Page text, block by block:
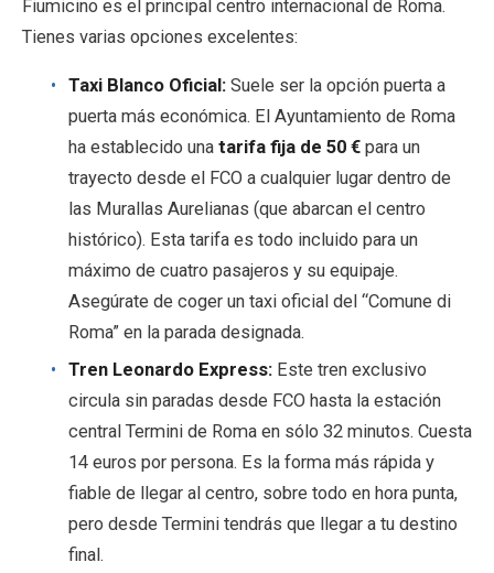
Fiumicino es el principal centro internacional de Roma.
Tienes varias opciones excelentes:
Taxi Blanco Oficial: Suele ser la opción puerta a
puerta más económica. El Ayuntamiento de Roma
ha establecido una tarifa fija de 50 € para un
trayecto desde el FCO a cualquier lugar dentro de
las Murallas Aurelianas (que abarcan el centro
histórico). Esta tarifa es todo incluido para un
máximo de cuatro pasajeros y su equipaje.
Asegúrate de coger un taxi oficial del “Comune di
Roma” en la parada designada.
Tren Leonardo Express: Este tren exclusivo
circula sin paradas desde FCO hasta la estación
central Termini de Roma en sólo 32 minutos. Cuesta
14 euros por persona. Es la forma más rápida y
fiable de llegar al centro, sobre todo en hora punta,
pero desde Termini tendrás que llegar a tu destino
final.